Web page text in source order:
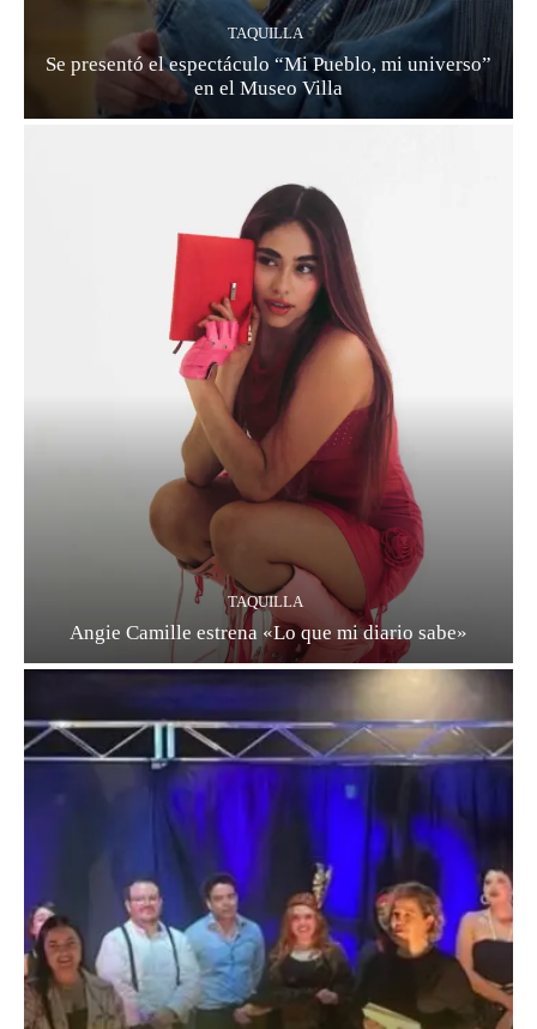
TAQUILLA
Se presentó el espectáculo “Mi Pueblo, mi universo”
en el Museo Villa
TAQUILLA
Angie Camille estrena «Lo que mi diario sabe»